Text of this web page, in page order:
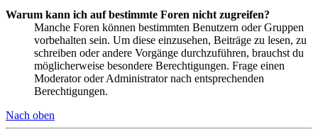
Warum kann ich auf bestimmte Foren nicht zugreifen?
Manche Foren können bestimmten Benutzern oder Gruppen
vorbehalten sein. Um diese einzusehen, Beiträge zu lesen, zu
schreiben oder andere Vorgänge durchzuführen, brauchst du
möglicherweise besondere Berechtigungen. Frage einen
Moderator oder Administrator nach entsprechenden
Berechtigungen.
Nach oben